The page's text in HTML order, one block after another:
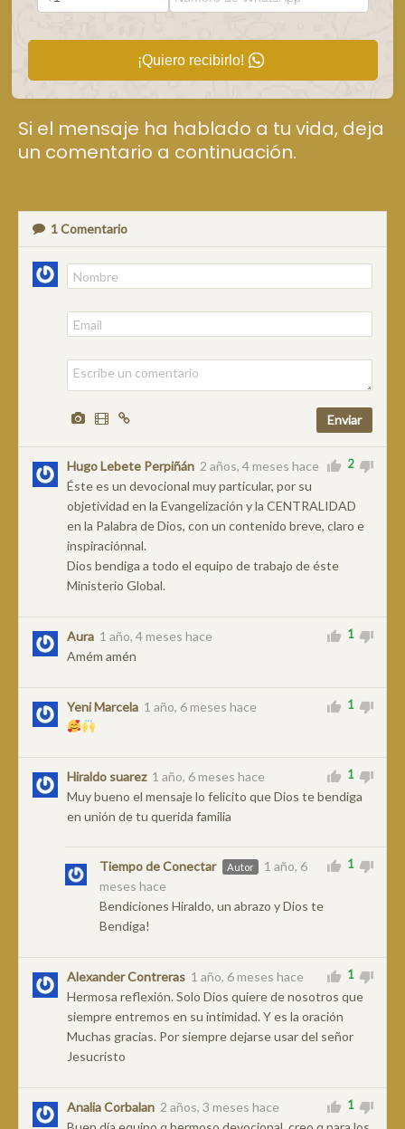
¡Quiero recibirlo!
Si el mensaje ha hablado a tu vida, deja
un comentario a continuación.
1Comentario
Hugo Lebete Perpiñán 2 años, 4 meses hace
Éste es un devocional muy particular, por su
objetividad en la Evangelización y la CENTRALIDAD
en la Palabra de Dios, con un contenido breve, claro e
inspiraciónnal.
Dios bendiga a todo el equipo de trabajo de éste
Ministerio Global.
2
Aura 1 año, 4 meses hace
Amém amén
1
Yeni Marcela 1 año, 6 meses hace 1
Hiraldo suarez 1 año, 6 meses hace
Muy bueno el mensaje lo felicito que Dios te bendiga
en unión de tu querida familia
1
Tiempo de Conectar Autor
1 año, 6
meses hace
Bendiciones Hiraldo, un abrazo y Dios te
Bendiga!
1
Alexander Contreras 1 año, 6 meses hace
Hermosa reflexión. Solo Dios quiere de nosotros que
siempre entremos en su intimidad. Y es la oración
Muchas gracias. Por siempre dejarse usar del señor
Jesucristo
1
Analia Corbalan 2 años, 3 meses hace
1